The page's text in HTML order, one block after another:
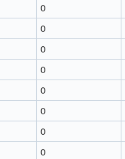
0
0
0
0
0
0
0
0